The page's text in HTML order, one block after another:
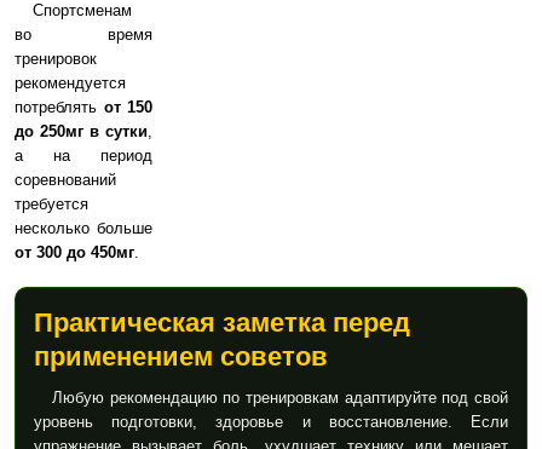
Спортсменам
во время
тренировок
рекомендуется
потреблять от 150
до 250мг в сутки,
а на период
соревнований
требуется
несколько больше
от 300 до 450мг.
Практическая заметка перед
применением советов
Любую рекомендацию по тренировкам адаптируйте под свой
уровень подготовки, здоровье и восстановление. Если